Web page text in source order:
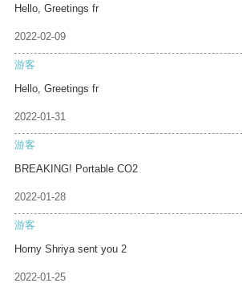
Hello, Greetings fr
2022-02-09
游客
Hello, Greetings fr
2022-01-31
游客
BREAKING! Portable CO2
2022-01-28
游客
Horny Shriya sent you 2
2022-01-25